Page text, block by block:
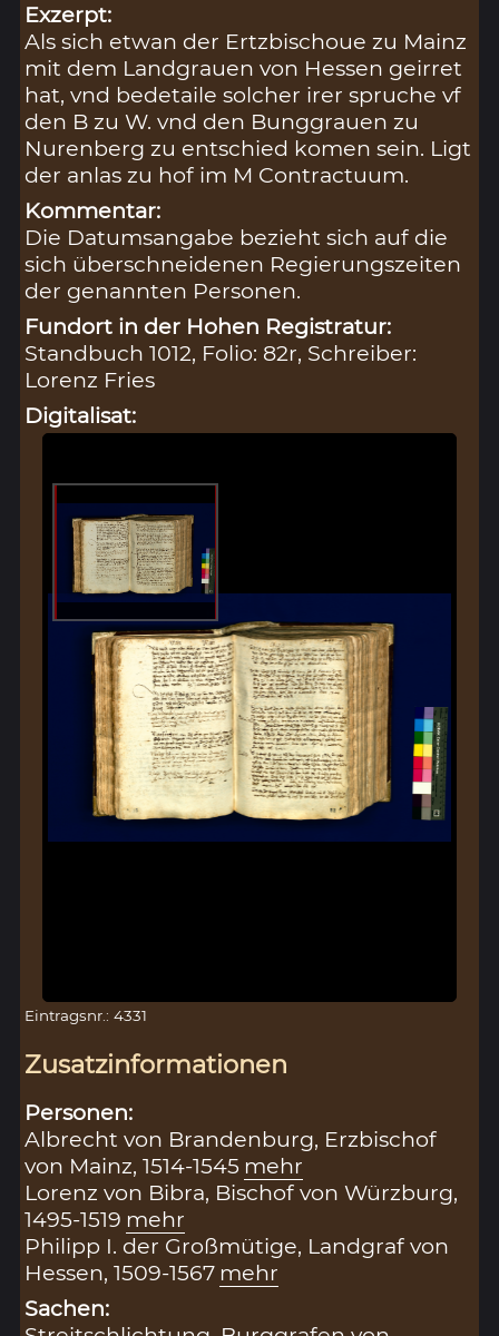
Exzerpt:
Als sich etwan der Ertzbischoue zu Mainz
mit dem Landgrauen von Hessen geirret
hat, vnd bedetaile solcher irer spruche vf
den B zu W. vnd den Bunggrauen zu
Nurenberg zu entschied komen sein. Ligt
der anlas zu hof im M Contractuum.
Kommentar:
Die Datumsangabe bezieht sich auf die
sich überschneidenen Regierungszeiten
der genannten Personen.
Fundort in der Hohen Registratur:
Standbuch 1012, Folio: 82r, Schreiber:
Lorenz Fries
Digitalisat:
Eintragsnr.: 4331
Zusatzinformationen
Personen:
Albrecht von Brandenburg, Erzbischof
von Mainz, 1514-1545 mehr
Lorenz von Bibra, Bischof von Würzburg,
1495-1519 mehr
Philipp I. der Großmütige, Landgraf von
Hessen, 1509-1567 mehr
Sachen: